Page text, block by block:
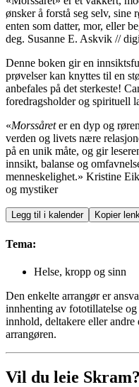
ønsker å forstå seg selv,
enten som datter, mor, eller
deg. Susanne E. Askvik //
Denne boken gir en
prøvelser kan knyttes til en
anbefales på det sterkeste!
foredragsholder og spirituell
«Morssåreter en dyp og
verden og livets nære
på en unik måte, og gir
innsikt, balanse og
menneskelighet.» Kristine
og mystiker
Legg til i kalender Kopier
Tema:
Helse, kropp og sinn
Den enkelte arrangør er
innhenting av fototillatelse
innhold, deltakere eller andre
arrangøren.
Vil du leie Skram?